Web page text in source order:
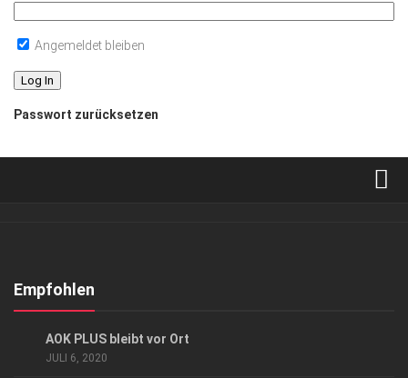
Angemeldet bleiben
Passwort zurücksetzen
Kontakt, Impressum
Empfohlen
AOK PLUS bleibt vor Ort
JULI 6, 2020